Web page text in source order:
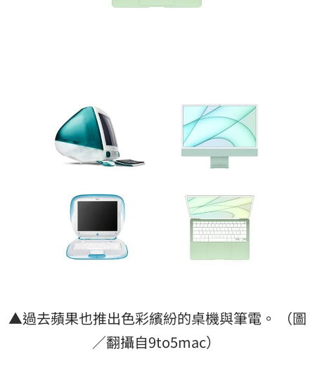
▲過去蘋果也推出色彩繽紛的桌機與筆電。 （圖
／翻攝自9to5mac）